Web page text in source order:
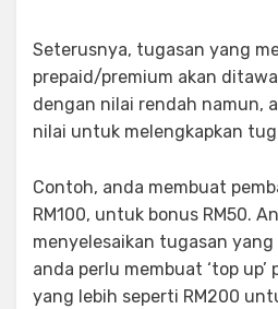
Seterusnya, tugasan yang
prepaid/premium akan
dengan nilai rendah namun,
nilai untuk melengkapkan
Contoh, anda membuat
RM100, untuk bonus RM50.
menyelesaikan tugasan
anda perlu membuat ‘top
yang lebih seperti RM200